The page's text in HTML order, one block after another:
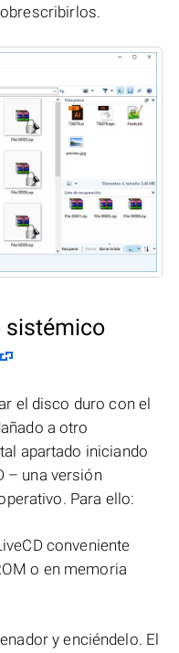
sistémico
el disco duro con el
a otro
apartado iniciando
– una versión
Para ello:
conveniente
o en memoria
y enciéndelo. El